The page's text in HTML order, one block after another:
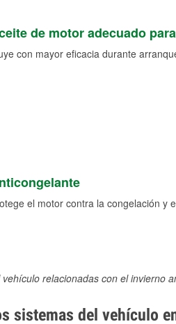
de motor adecuado
con mayor eficacia durante
el motor contra la congelación y
relacionadas con el invierno
sistemas del vehículo